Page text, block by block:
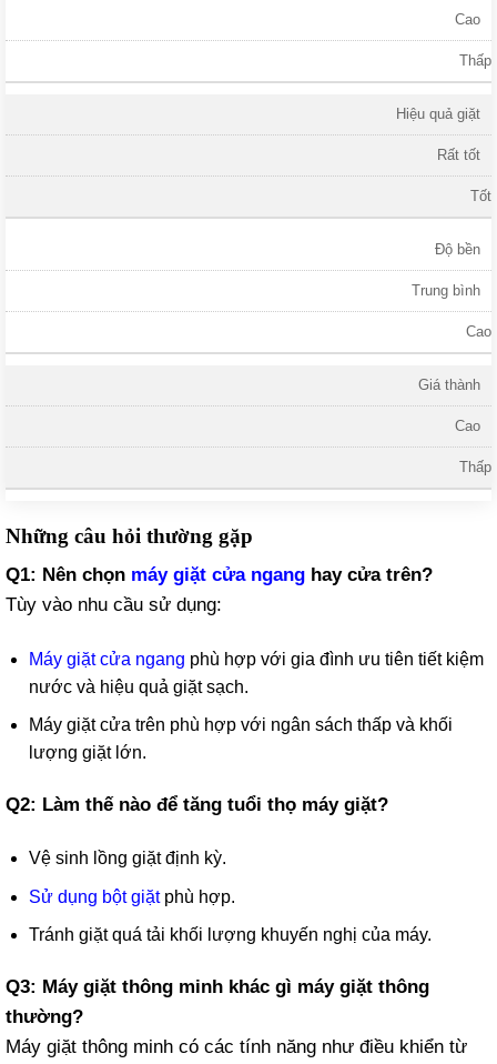
Cao
Thấp
Hiệu quả giặt
Rất tốt
Tốt
Độ bền
Trung bình
Cao
Giá thành
Cao
Thấp
Những câu hỏi thường gặp
Q1: Nên chọn máy giặt cửa ngang hay cửa trên?
Tùy vào nhu cầu sử dụng:
Máy giặt cửa ngang phù hợp với gia đình ưu tiên tiết kiệm
nước và hiệu quả giặt sạch.
Máy giặt cửa trên phù hợp với ngân sách thấp và khối
lượng giặt lớn.
Q2: Làm thế nào để tăng tuổi thọ máy giặt?
Vệ sinh lồng giặt định kỳ.
Sử dụng bột giặtphù hợp.
Tránh giặt quá tải khối lượng khuyến nghị của máy.
Q3: Máy giặt thông minh khác gì máy giặt thông
thường?
Máy giặt thông minh có các tính năng như điều khiển từ